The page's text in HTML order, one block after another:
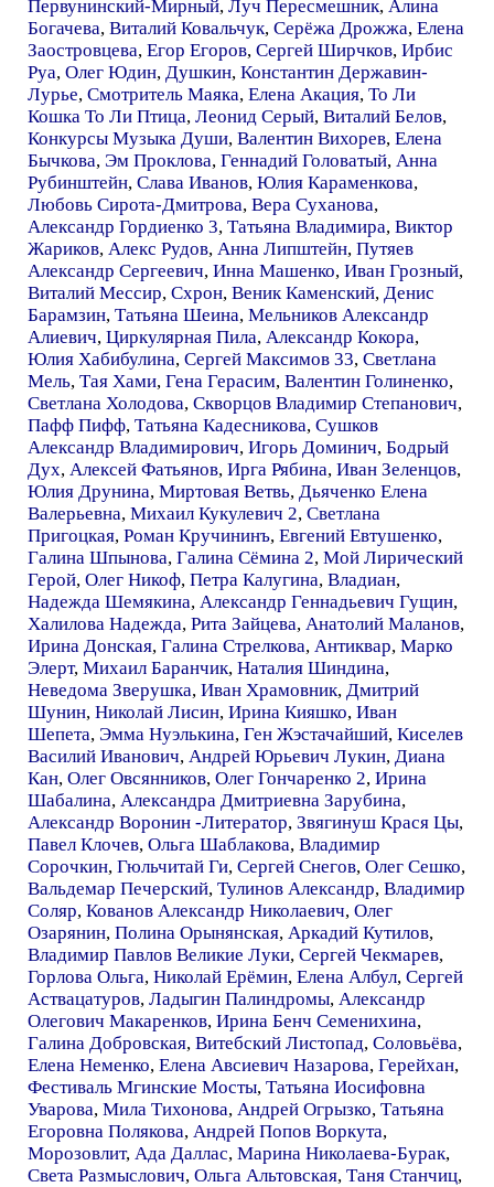
Первунинский-Мирный, Луч Пересмешник, Алина
Богачева, Виталий Ковальчук, Серёжа Дрожжа, Елена
Заостровцева, Егор Егоров, Сергей Ширчков, Ирбис
Руа, Олег Юдин, Душкин, Константин Державин-
Лурье, Смотритель Маяка, Елена Акация, То Ли
Кошка То Ли Птица, Леонид Серый, Виталий Белов,
Конкурсы Музыка Души, Валентин Вихорев, Елена
Бычкова, Эм Проклова, Геннадий Головатый, Анна
Рубинштейн, Слава Иванов, Юлия Караменкова,
Любовь Сирота-Дмитрова, Вера Суханова,
Александр Гордиенко 3, Татьяна Владимира, Виктор
Жариков, Алекс Рудов, Анна Липштейн, Путяев
Александр Сергеевич, Инна Машенко, Иван Грозный,
Виталий Мессир, Схрон, Веник Каменский, Денис
Барамзин, Татьяна Шеина, Мельников Александр
Алиевич, Циркулярная Пила, Александр Кокора,
Юлия Хабибулина, Сергей Максимов 33, Светлана
Мель, Тая Хами, Гена Герасим, Валентин Голиненко,
Светлана Холодова, Скворцов Владимир Степанович,
Пафф Пифф, Татьяна Кадесникова, Сушков
Александр Владимирович, Игорь Доминич, Бодрый
Дух, Алексей Фатьянов, Ирга Рябина, Иван Зеленцов,
Юлия Друнина, Миртовая Ветвь, Дьяченко Елена
Валерьевна, Михаил Кукулевич 2, Светлана
Пригоцкая, Роман Кручининъ, Евгений Евтушенко,
Галина Шпынова, Галина Сёмина 2, Мой Лирический
Герой, Олег Никоф, Петра Калугина, Владиан,
Надежда Шемякина, Александр Геннадьевич Гущин,
Халилова Надежда, Рита Зайцева, Анатолий Маланов,
Ирина Донская, Галина Стрелкова, Антиквар, Марко
Элерт, Михаил Баранчик, Наталия Шиндина,
Неведома Зверушка, Иван Храмовник, Дмитрий
Шунин, Николай Лисин, Ирина Кияшко, Иван
Шепета, Эмма Нуэлькина, Ген Жэстачайший, Киселев
Василий Иванович, Андрей Юрьевич Лукин, Диана
Кан, Олег Овсянников, Олег Гончаренко 2, Ирина
Шабалина, Александра Дмитриевна Зарубина,
Александр Воронин -Литератор, Звягинуш Крася Цы,
Павел Клочев, Ольга Шаблакова, Владимир
Сорочкин, Гюльчитай Ги, Сергей Снегов, Олег Сешко,
Вальдемар Печерский, Тулинов Александр, Владимир
Соляр, Кованов Александр Николаевич, Олег
Озарянин, Полина Орынянская, Аркадий Кутилов,
Владимир Павлов Великие Луки, Сергей Чекмарев,
Горлова Ольга, Николай Ерёмин, Елена Албул, Сергей
Аствацатуров, Ладыгин Палиндромы, Александр
Олегович Макаренков, Ирина Бенч Семенихина,
Галина Добровская, Витебский Листопад, Соловьёва,
Елена Неменко, Елена Авсиевич Назарова, Герейхан,
Фестиваль Мгинские Мосты, Татьяна Иосифовна
Уварова, Мила Тихонова, Андрей Огрызко, Татьяна
Егоровна Полякова, Андрей Попов Воркута,
Морозовлит, Ада Даллас, Марина Николаева-Бурак,
Света Размыслович, Ольга Альтовская, Таня Станчиц,